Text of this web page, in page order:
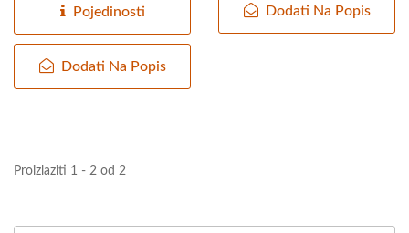
Pojedinosti
Dodati Na Popis
Dodati Na Popis
Proizlaziti 1 - 2 od 2